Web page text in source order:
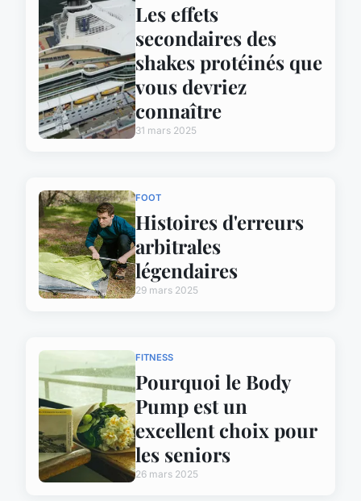
Les effets
secondaires des
shakes protéinés que
vous devriez
connaître
31 mars 2025
FOOT
Histoires d'erreurs
arbitrales
légendaires
29 mars 2025
FITNESS
Pourquoi le Body
Pump est un
excellent choix pour
les seniors
26 mars 2025